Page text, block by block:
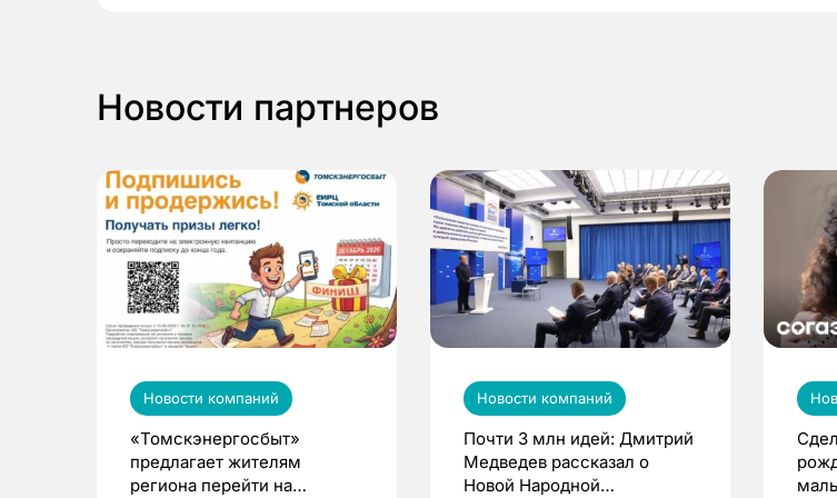
Новости партнеров
Новости компаний
«Томскэнергосбыт»
предлагает жителям
региона перейти на
Новости компаний
Почти 3 млн идей: Дмитрий
Медведев рассказал о
Новой Народной